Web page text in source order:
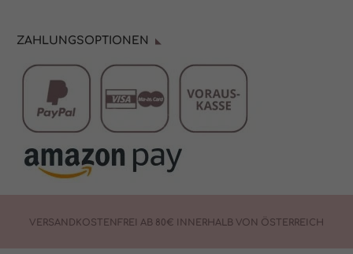
ZAHLUNGSOPTIONEN
VERSANDKOSTENFREI AB 80€ INNERHALB VON ÖSTERREICH